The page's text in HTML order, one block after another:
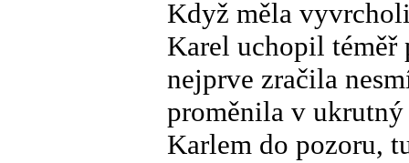
Když měla
Karel uchopil téměř
nejprve zračila
proměnila v ukrutný
Karlem do pozoru,